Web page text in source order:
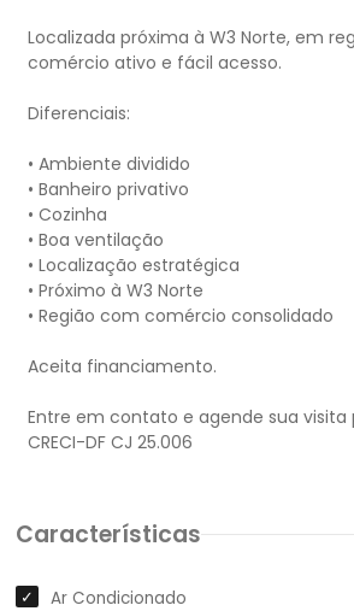
Localizada próxima à W3 Norte, em
comércio ativo e fácil acesso.
Diferenciais:
• Ambiente dividido
• Banheiro privativo
• Cozinha
• Boa ventilação
• Localização estratégica
• Próximo à W3 Norte
• Região com comércio consolidado
Aceita financiamento.
Entre em contato e agende sua visita
Características
Ar Condicionado